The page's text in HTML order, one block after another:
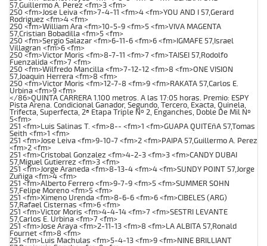
57,Guillermo A. Perez <fm>3 <fm>
250 <fm>Jose Leiva <fm>7-4-11 <fm>4 <fm>YOU AND I 57,Gerard
Rodriguez <fm>4 <fm>
250 <fm>William Ara <fm>10-5-9 <fm>5 <fm>VIVA MAGENTA
57,Cristian Bobadilla <fm>5 <fm>
250 <fm>Sergio Salazar <fm>6-11-6 <fm>6 <fm>IGMAFE 57,Israel
Villagran <fm>6 <fm>
250 <fm>Victor Moris <fm>8-7-11 <fm>7 <fm>TAISEI 57,Rodolfo
Fuenzalida <fm>7 <fm>
250 <fm>Wilfredo Mancilla <fm>7-12-12 <fm>8 <fm>ONE VISION
57,Joaquin Herrera <fm>8 <fm>
250 <fm>Victor Moris <fm>12-7-8 <fm>9 <fm>RAKATA 57,Carlos E.
Urbina <fm>9 <fm>
</86>QUINTA CARRERA 1.100 metros. A las 17:05 horas. Premio: ESPY
Pista Arena. Condicional Ganador, Segundo, Tercero, Exacta, Quinela,
Trifecta, Superfecta, 2ª Etapa Triple Nº 2, Enganches, Doble De Mil Nº
5<fm>
251 <fm>Luis Salinas T. <fm>8-- <fm>1 <fm>GUAPA QUITEñA 57,Tomas
Seith <fm>1 <fm>
251 <fm>Jose Leiva <fm>9-10-7 <fm>2 <fm>PAIPA 57,Guillermo A. Perez
<fm>2 <fm>
251 <fm>Cristobal Gonzalez <fm>4-2-3 <fm>3 <fm>CANDY DUBAI
57,Miguel Gutierrez <fm>3 <fm>
251 <fm>Jorge Araneda <fm>8-13-4 <fm>4 <fm>SUNDY POINT 57,Jorge
Zuñiga <fm>4 <fm>
251 <fm>Alberto Ferrero <fm>9-7-9 <fm>5 <fm>SUMMER SOHN
57,Felipe Moreno <fm>5 <fm>
251 <fm>Ximeno Urenda <fm>8-6-6 <fm>6 <fm>CIBELES (ARG)
57,Rafael Cisternas <fm>6 <fm>
251 <fm>Victor Moris <fm>4-4-14 <fm>7 <fm>SESTRI LEVANTE
57,Carlos E. Urbina <fm>7 <fm>
251 <fm>Jose Araya <fm>2-11-13 <fm>8 <fm>LA ALBITA 57,Ronald
Fournet <fm>8 <fm>
251 <fm>Luis Machulas <fm>5-4-13 <fm>9 <fm>NINE BRILLIANT